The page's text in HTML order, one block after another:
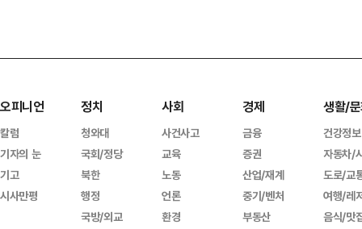
오피니언
칼럼
기자의 눈
기고
시사만평
정치
청와대
국회/정당
북한
행정
국방/외교
사회
사건사고
교육
노동
언론
환경
경제
금융
증권
산업/재계
중기/벤처
부동산
생활/
건강정보
자동차/
도로/교
여행/레
음식/맛